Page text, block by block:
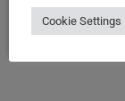
9. MAI 2025
Cookie Settings